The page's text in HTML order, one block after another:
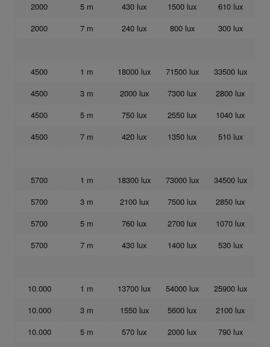
2000
5 m 430 lux 1500 lux
610 lux
2000
7 m 240 lux 800 lux 300 lux
4500 1 m 18000 lux 71500 lux
33500 lux
4500
3 m 2000 lux 7300 lux
2800 lux
4500
5 m 750 lux 2550 lux
1040 lux
4500
7 m 420 lux 1350 lux 510 lux
5700 1 m 18300 lux 73000 lux
34500 lux
5700
3 m 2100 lux 7500 lux
2850 lux
5700
5 m 760 lux 2700 lux
1070 lux
5700
7 m 430 lux 1400 lux 530 lux
10.000 1 m 13700 lux 54000 lux
25900 lux
10.000
3 m 1550 lux 5600 lux
2100 lux
10.000
5 m 570 lux 2000 lux
790 lux